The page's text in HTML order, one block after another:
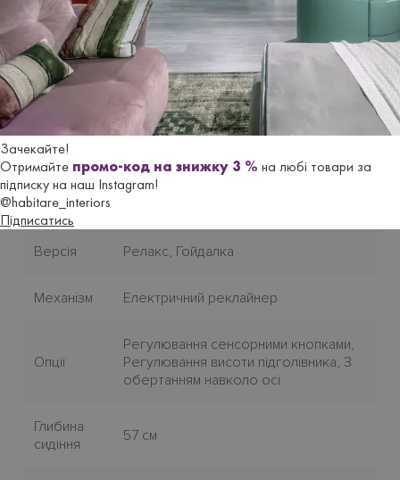
Зачекайте!
Отримайте промо-код на знижку 3 % на любі товари за
підписку на наш Instagram!
@habitare_interiors
Підписатись
Характеристики
Бренд FAMA SOFAS
Країна-
виробник
Стиль
Версія Релакс, Гойдалка
Механiзм Електричний реклайнер
Опції
Регулювання сенсорними кнопками,
Регулювання висоти підголівника, З
обертанням навколо осі
Глибина
сидіння
57 см